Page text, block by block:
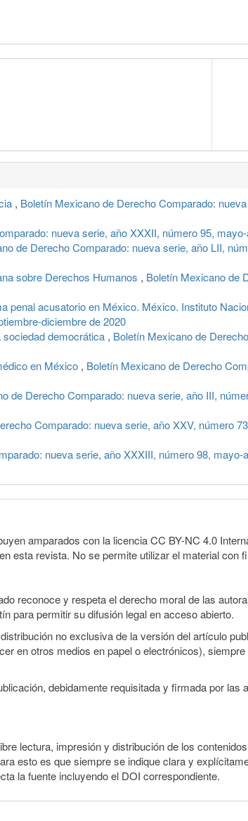
, Boletín Mexicano de Derecho Comparado:
nueva serie, año XXXII, número 95,
de Derecho Comparado: nueva serie, año LII,
sobre Derechos Humanos , Boletín Mexicano de
penal acusatorio en México. México. Instituto
diciembre de 2020
democrática , Boletín Mexicano de
en México , Boletín Mexicano de Derecho
de Derecho Comparado: nueva serie, año III,
Comparado: nueva serie, año XXV, número
nueva serie, año XXXIII, número 98, mayo-
amparados con la licencia CC BY-NC 4.0
esta revista. No se permite utilizar el material con
reconoce y respeta el derecho moral de las
para permitir su difusión legal en acceso abierto.
no exclusiva de la versión del artículo
en otros medios en papel o electrónicos),
debidamente requisitada y firmada por las
lectura, impresión y distribución de los
esto es que siempre se indique clara y
la fuente incluyendo el DOI correspondiente.